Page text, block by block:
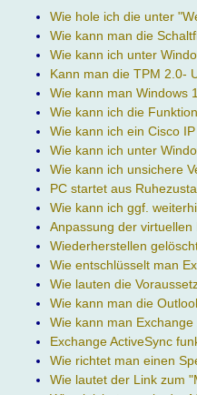
Wie hole ich die unter
Wie kann man die
Wie kann ich unter
Kann man die TPM 2.0-
Wie kann man Windows
Wie kann ich die
Wie kann ich ein Cisco
Wie kann ich unter
Wie kann ich unsichere
PC startet aus
Wie kann ich ggf.
Anpassung der virtuellen
Wiederherstellen
Wie entschlüsselt man
Wie lauten die
Wie kann man die
Wie kann man
Exchange ActiveSync
Wie richtet man einen
Wie lautet der Link zum